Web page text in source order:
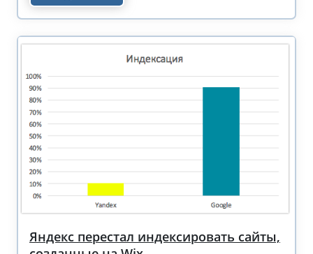
Яндекс перестал индексировать сайты,